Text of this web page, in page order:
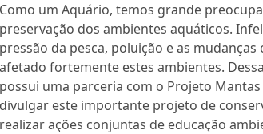
Como um Aquário, temos grande
preservação dos ambientes aquáticos.
pressão da pesca, poluição e as mudanças
afetado fortemente estes ambientes.
possui uma parceria com o Projeto
divulgar este importante projeto de
realizar ações conjuntas de educação